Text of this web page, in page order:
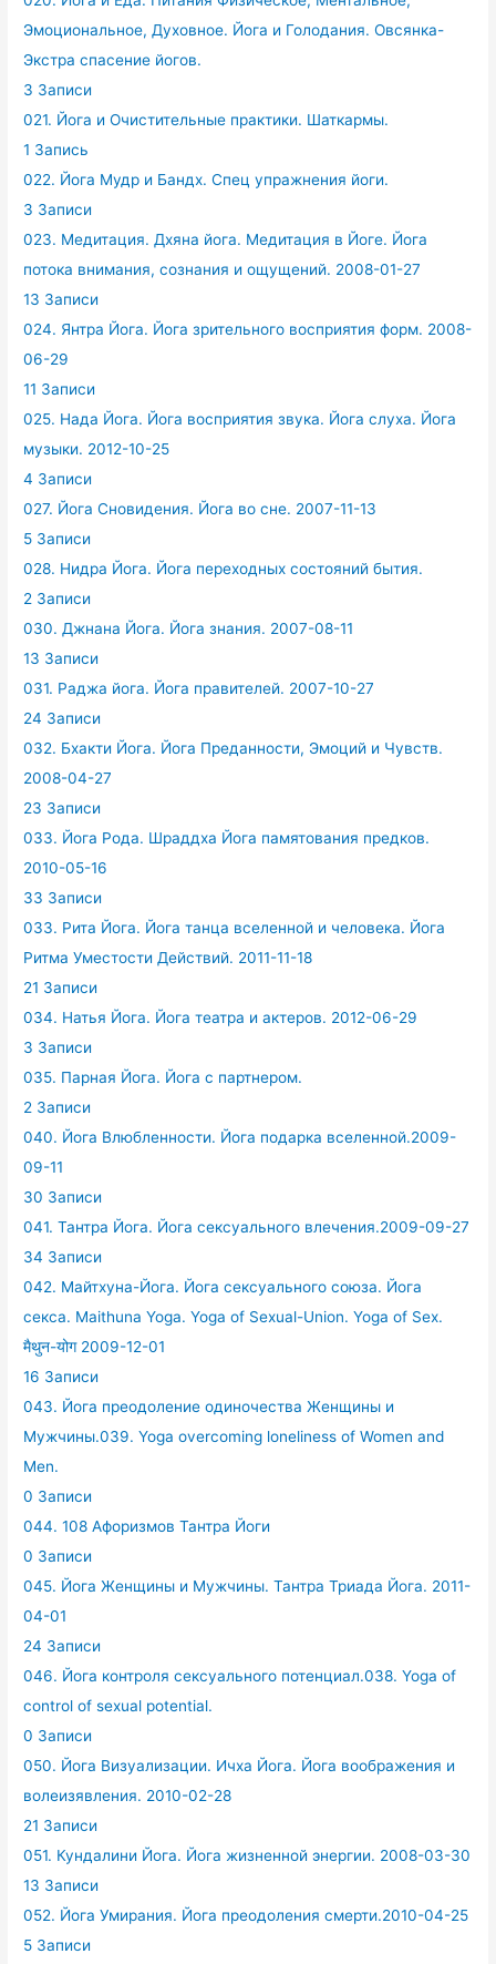
Эмоциональное, Духовное. Йога и Голодания. Овсянка-
Экстра спасение йогов.
3 Записи
021. Йога и Очистительные практики. Шаткармы.
1 Запись
022. Йога Мудр и Бандх. Спец упражнения йоги.
3 Записи
023. Медитация. Дхяна йога. Медитация в Йоге. Йога
потока внимания, сознания и ощущений. 2008-01-27
13 Записи
024. Янтра Йога. Йога зрительного восприятия форм. 2008-
06-29
11 Записи
025. Нада Йога. Йога восприятия звука. Йога слуха. Йога
музыки. 2012-10-25
4 Записи
027. Йога Сновидения. Йога во сне. 2007-11-13
5 Записи
028. Нидра Йога. Йога переходных состояний бытия.
2 Записи
030. Джнана Йога. Йога знания. 2007-08-11
13 Записи
031. Раджа йога. Йога правителей. 2007-10-27
24 Записи
032. Бхакти Йога. Йога Преданности, Эмоций и Чувств.
2008-04-27
23 Записи
033. Йога Рода. Шраддха Йога памятования предков.
2010-05-16
33 Записи
033. Рита Йога. Йога танца вселенной и человека. Йога
Ритма Уместости Действий. 2011-11-18
21 Записи
034. Натья Йога. Йога театра и актеров. 2012-06-29
3 Записи
035. Парная Йога. Йога с партнером.
2 Записи
040. Йога Влюбленности. Йога подарка вселенной.2009-
09-11
30 Записи
041. Тантра Йога. Йога сексуального влечения.2009-09-27
34 Записи
042. Майтхуна-Йога. Йога сексуального союза. Йога
секса. Maithuna Yoga. Yoga of Sexual-Union. Yoga of Sex.
मैथुन-योग 2009-12-01
16 Записи
043. Йога преодоление одиночества Женщины и
Мужчины.039. Yoga overcoming loneliness of Women and
Men.
0 Записи
044. 108 Афоризмов Тантра Йоги
0 Записи
045. Йога Женщины и Мужчины. Тантра Триада Йога. 2011-
04-01
24 Записи
046. Йога контроля сексуального потенциал.038. Yoga of
control of sexual potential.
0 Записи
050. Йога Визуализации. Ичха Йога. Йога воображения и
волеизявления. 2010-02-28
21 Записи
051. Кундалини Йога. Йога жизненной энергии. 2008-03-30
13 Записи
052. Йога Умирания. Йога преодоления смерти.2010-04-25
5 Записи